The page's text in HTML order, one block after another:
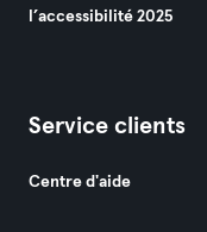
l’accessibilité 2025
Service clients
Centre d'aide